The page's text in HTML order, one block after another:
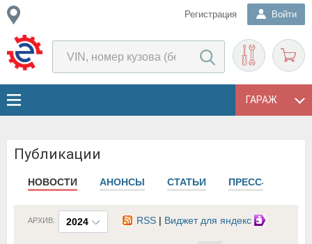
Регистрация Войти
ГАРАЖ
Публикации
НОВОСТИ АНОНСЫ СТАТЬИ ПРЕСС-РЕЛИЗЫ
2024
АРХИВ: RSS | Виджет для яндекс